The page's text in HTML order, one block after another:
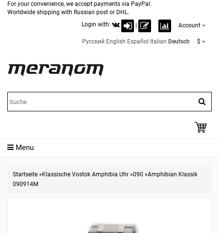
For your convenience, we accept payments via PayPal.
Worldwide shipping with Russian post or DHL.
Login with:
Account
Русский English Español Italian Deutsch $
Menu
Startseite » Klassische Vostok Amphibia Uhr »090 »Amphibian Klassik
090914M